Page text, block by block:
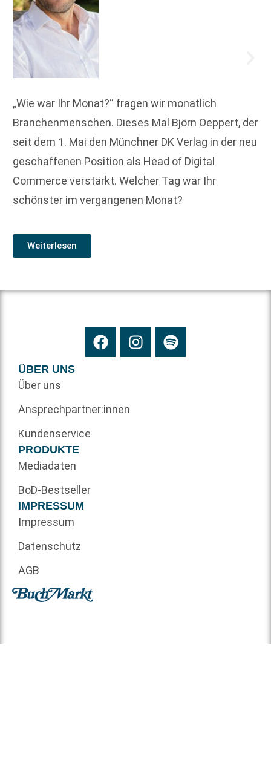
„Wie war Ihr Monat?“ fragen wir monatlich
Branchenmenschen. Dieses Mal Björn Oeppert, der
seit dem 1. Mai den Münchner DK Verlag in der neu
geschaffenen Position als Head of Digital
Commerce verstärkt. Welcher Tag war Ihr
schönster im vergangenen Monat?
Weiterlesen
ÜBER UNS
Über uns
Ansprechpartner:innen
Kundenservice
PRODUKTE
Mediadaten
BoD-Bestseller
IMPRESSUM
Impressum
Datenschutz
AGB